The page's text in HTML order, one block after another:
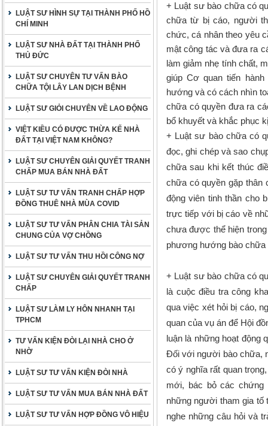
LUẬT SƯ HÌNH SỰ TẠI THÀNH PHỐ HỒ
CHÍ MINH
LUẬT SƯ NHÀ ĐẤT TẠI THÀNH PHỐ
THỦ ĐỨC
LUẬT SƯ CHUYÊN TƯ VẤN BÀO
CHỮA TỘI LÂY LAN DỊCH BỆNH
LUẬT SƯ GIỎI CHUYÊN VỀ LAO ĐỘNG
VIỆT KIỀU CÓ ĐƯỢC THỪA KẾ NHÀ
ĐẤT TẠI VIỆT NAM KHÔNG?
LUẬT SƯ CHUYÊN GIẢI QUYẾT TRANH
CHẤP MUA BÁN NHÀ ĐẤT
LUẬT SƯ TƯ VẤN TRANH CHẤP HỢP
ĐỒNG THUÊ NHÀ MÙA COVID
LUẬT SƯ TƯ VẤN PHÂN CHIA TÀI SẢN
CHUNG CỦA VỢ CHỒNG
LUẬT SƯ TƯ VẤN THU HỒI CÔNG NỢ
LUẬT SƯ CHUYÊN GIẢI QUYẾT TRANH
CHẤP
LUẬT SƯ LÀM LY HÔN NHANH TẠI
TPHCM
TƯ VẤN KIỆN ĐÒI LẠI NHÀ CHO Ở
NHỜ
LUẬT SƯ TƯ VẤN KIỆN ĐÒI NHÀ
LUẬT SƯ TƯ VẤN MUA BÁN NHÀ ĐẤT
LUẬT SƯ TƯ VẤN HỢP ĐỒNG VÔ HIỆU
+ Luật sư bào chữa có
chữa từ bị cáo, người
chức, cá nhân theo yêu
mật công tác và đưa ra
làm giảm nhẹ tính chất,
giúp Cơ quan tiến
hướng và có cách nhìn
chữa có quyền đưa ra
bổ khuyết và khắc phục
+ Luật sư bào chữa có
đọc, ghi chép và sao
chữa sau khi kết thúc
chữa có quyền gặp thân
động viên tinh thần cho
trực tiếp với bị cáo về
chưa được thể hiện
phương hướng bào chữa
+ Luật sư bào chữa có
là cuộc điều tra công
qua việc xét hỏi bị cáo,
quan của vụ án để Hội
luận là những hoạt động
Đối với người bào chữa,
có ý nghĩa rất quan
mới, bác bỏ các
những người tham gia tố
nghe những câu hỏi và